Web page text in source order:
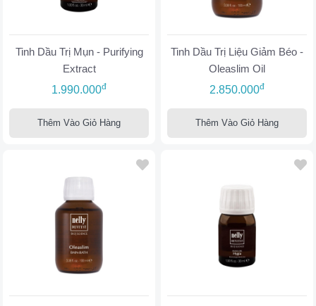
Tinh Dầu Trị Mụn - Purifying
Extract
1.990.000đ
Thêm Vào Giỏ Hàng
Tinh Dầu Trị Liệu Giảm Béo -
Oleaslim Oil
2.850.000đ
Thêm Vào Giỏ Hàng